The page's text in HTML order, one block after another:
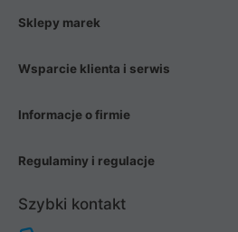
Sklepy marek
Wsparcie klienta i serwis
Informacje o firmie
Regulaminy i regulacje
Szybki kontakt